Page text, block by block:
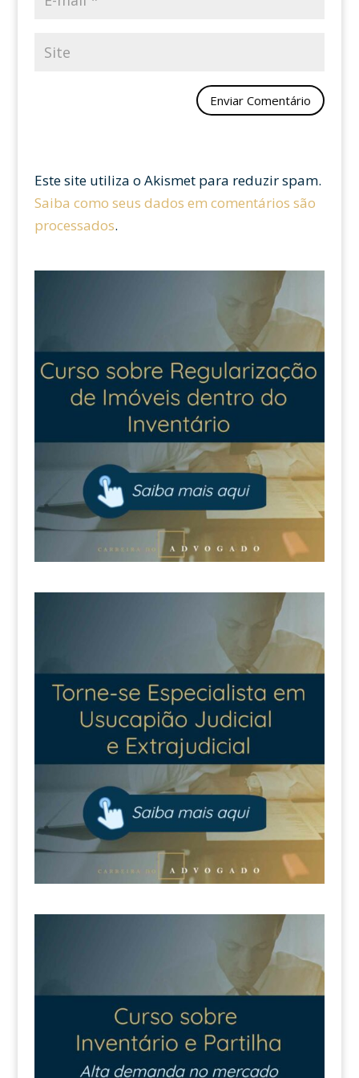
Este site utiliza o Akismet para reduzir spam.
Saiba como seus dados em comentários são
processados.